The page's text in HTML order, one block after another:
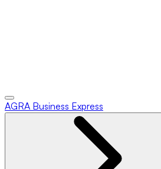
AGRA Business Express